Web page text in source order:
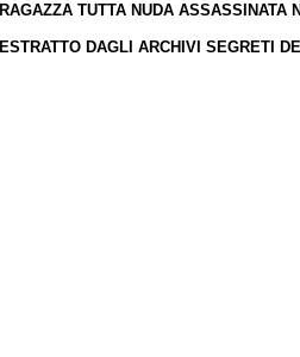
RAGAZZA TUTTA NUDA ASSASSINATA
ESTRATTO DAGLI ARCHIVI SEGRETI